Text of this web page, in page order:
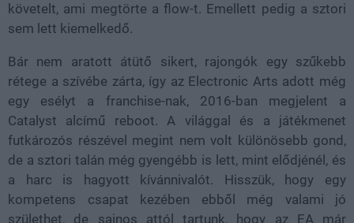
követelt, ami megtörte a flow-t. Emellett pedig a sztori
sem lett kiemelkedő.
Bár nem aratott átütő sikert, rajongók egy szűkebb
rétege a szívébe zárta, így az Electronic Arts adott még
egy esélyt a franchise-nak, 2016-ban megjelent a
Catalyst alcímű reboot. A világgal és a játékmenet
futkározós részével megint nem volt különösebb gond,
de a sztori talán még gyengébb is lett, mint elődjénél, és
a harc is hagyott kívánnivalót. Hisszük, hogy egy
kompetens csapat kezében ebből még valami jó
születhet, de sajnos attól tartunk, hogy az EA már